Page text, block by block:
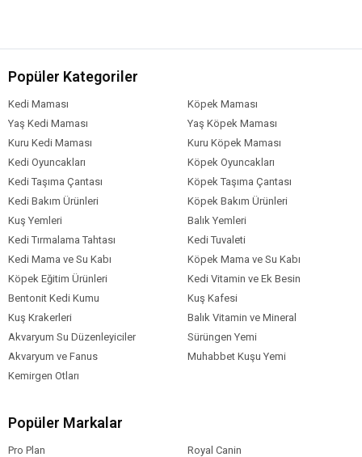
Popüler Kategoriler
Kedi Maması
Köpek Maması
Yaş Kedi Maması
Yaş Köpek Maması
Kuru Kedi Maması
Kuru Köpek Maması
Kedi Oyuncakları
Köpek Oyuncakları
Kedi Taşıma Çantası
Köpek Taşıma Çantası
Kedi Bakım Ürünleri
Köpek Bakım Ürünleri
Kuş Yemleri
Balık Yemleri
Kedi Tırmalama Tahtası
Kedi Tuvaleti
Kedi Mama ve Su Kabı
Köpek Mama ve Su Kabı
Köpek Eğitim Ürünleri
Kedi Vitamin ve Ek Besin
Bentonit Kedi Kumu
Kuş Kafesi
Kuş Krakerleri
Balık Vitamin ve Mineral
Akvaryum Su Düzenleyiciler
Sürüngen Yemi
Akvaryum ve Fanus
Muhabbet Kuşu Yemi
Kemirgen Otları
Popüler Markalar
Pro Plan
Royal Canin